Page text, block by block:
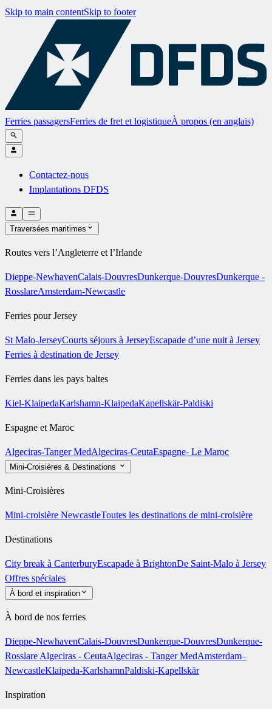
Skip to main contentSkip to footer
Ferries passagersFerries de fret et logistiqueÀ propos (en anglais)
Contactez-nous
Implantations DFDS
Traversées maritimes
Routes vers l’Angleterre et l’Irlande
Dieppe-NewhavenCalais-DouvresDunkerque-DouvresDunkerque -
RosslareAmsterdam-Newcastle
Ferries pour Jersey
St Malo-JerseyCourts séjours à JerseyEscapade d’une nuit à Jersey
Ferries à destination de Jersey
Ferries dans les pays baltes
Kiel-KlaipedaKarlshamn-KlaipedaKapellskär-Paldiski
Espagne et Maroc
Algeciras-Tanger MedAlgeciras-CeutaEspagne- Le Maroc
Mini-Croisières & Destinations
Mini-Croisières
Mini-croisière NewcastleToutes les destinations de mini-croisière
Destinations
City break à CanterburyEscapade à BrightonDe Saint-Malo à Jersey
Offres spéciales
À bord et inspiration
À bord de nos ferries
Dieppe-NewhavenCalais-DouvresDunkerque-DouvresDunkerque-
Rosslare Algeciras - CeutaAlgeciras - Tanger MedAmsterdam–
NewcastleKlaipeda-KarlshamnPaldiski-Kapellskär
Inspiration